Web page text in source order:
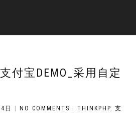
付宝DEMO_采用自定
日 NO COMMENTS THINKPHP, 支